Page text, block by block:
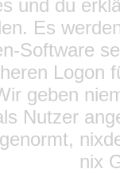
und du
Es
Software
Logon
geben
Nutzer
nix